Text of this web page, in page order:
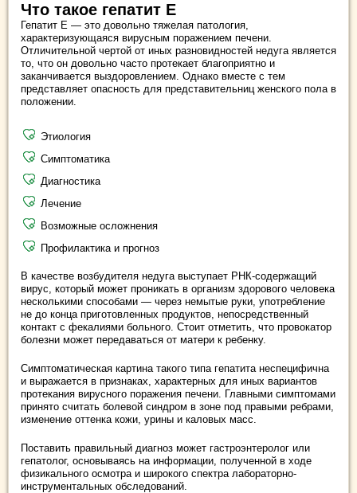
Что такое гепатит Е
Гепатит Е — это довольно тяжелая патология,
характеризующаяся вирусным поражением печени.
Отличительной чертой от иных разновидностей недуга является
то, что он довольно часто протекает благоприятно и
заканчивается выздоровлением. Однако вместе с тем
представляет опасность для представительниц женского пола в
положении.
Этиология
Симптоматика
Диагностика
Лечение
Возможные осложнения
Профилактика и прогноз
В качестве возбудителя недуга выступает РНК-содержащий
вирус, который может проникать в организм здорового человека
несколькими способами — через немытые руки, употребление
не до конца приготовленных продуктов, непосредственный
контакт с фекалиями больного. Стоит отметить, что провокатор
болезни может передаваться от матери к ребенку.
Симптоматическая картина такого типа гепатита неспецифична
и выражается в признаках, характерных для иных вариантов
протекания вирусного поражения печени. Главными симптомами
принято считать болевой синдром в зоне под правыми ребрами,
изменение оттенка кожи, урины и каловых масс.
Поставить правильный диагноз может гастроэнтеролог или
гепатолог, основываясь на информации, полученной в ходе
физикального осмотра и широкого спектра лабораторно-
инструментальных обследований.